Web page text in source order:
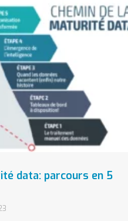
data: parcours en 5